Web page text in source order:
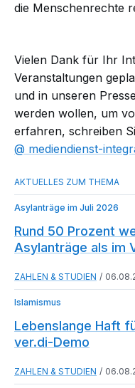
die Menschenrechte
Vielen Dank für Ihr
Veranstaltungen
und in unseren
werden wollen, um
erfahren, schreiben
mediendienst-
Asylanträge im Juli 2026
Rund 50 Prozent
Asylanträge als im
ZAHLEN & STUDIEN
Islamismus
Lebenslange Haft
ver.di-Demo
ZAHLEN & STUDIEN